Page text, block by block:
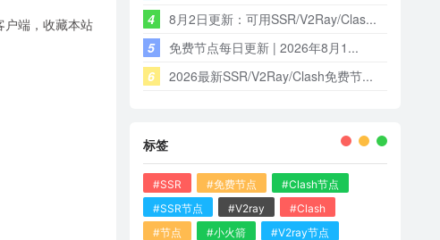
户端，收藏本站
4
8月2日更新：可用SSR/V2Ray/Clas...
5
免费节点每日更新 | 2026年8月1...
6
2026最新SSR/V2Ray/Clash免费节...
标签
#SSR #免费节点
#Clash节点
#SSR节点
#V2ray
#Clash
#节点
#小火箭
#V2ray节点